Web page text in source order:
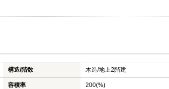
構造/階数 木造/地上2階建
容積率 200(%)